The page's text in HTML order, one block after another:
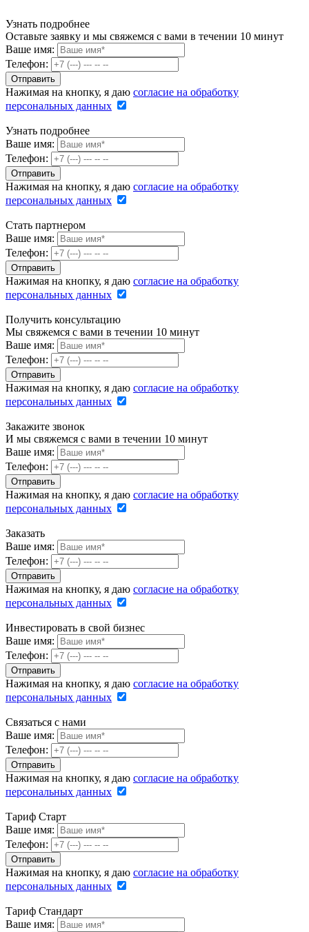
Узнать подробнее
Оставьте заявку и мы свяжемся с вами в течении 10 минут
Ваше имя:
Телефон:
Нажимая на кнопку, я даю согласие на обработку
персональных данных
Узнать подробнее
Ваше имя:
Телефон:
Нажимая на кнопку, я даю согласие на обработку
персональных данных
Стать партнером
Ваше имя:
Телефон:
Нажимая на кнопку, я даю согласие на обработку
персональных данных
Получить консультацию
Мы свяжемся с вами в течении 10 минут
Ваше имя:
Телефон:
Нажимая на кнопку, я даю согласие на обработку
персональных данных
Закажите звонок
И мы свяжемся с вами в течении 10 минут
Ваше имя:
Телефон:
Нажимая на кнопку, я даю согласие на обработку
персональных данных
Заказать
Ваше имя:
Телефон:
Нажимая на кнопку, я даю согласие на обработку
персональных данных
Инвестировать в свой бизнес
Ваше имя:
Телефон:
Нажимая на кнопку, я даю согласие на обработку
персональных данных
Связаться с нами
Ваше имя:
Телефон:
Нажимая на кнопку, я даю согласие на обработку
персональных данных
Тариф Старт
Ваше имя:
Телефон:
Нажимая на кнопку, я даю согласие на обработку
персональных данных
Тариф Стандарт
Ваше имя: